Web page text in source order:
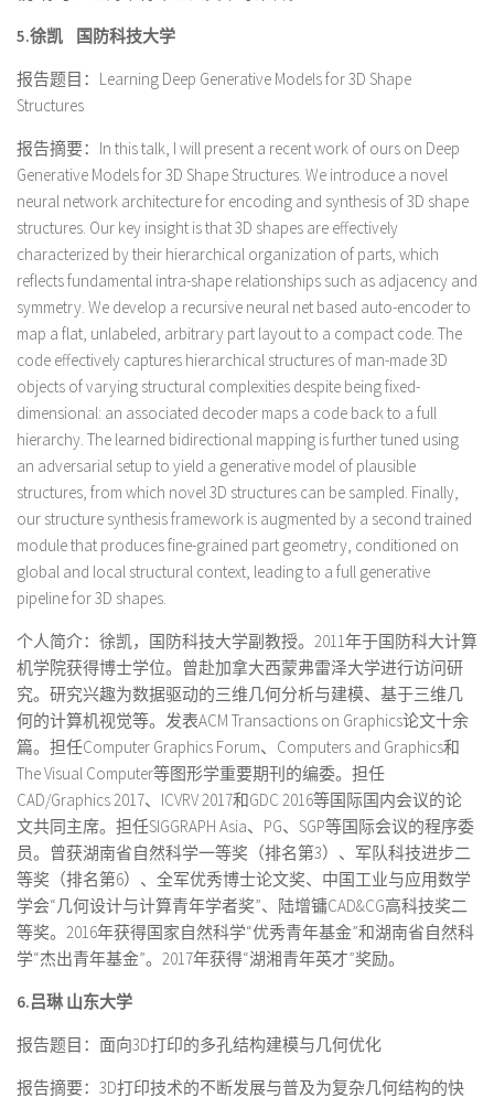
5.徐凯 国防科技大学
报告题目：Learning Deep Generative Models for 3D Shape
Structures
报告摘要：In this talk, I will present a recent work of ours on Deep
Generative Models for 3D Shape Structures. We introduce a novel
neural network architecture for encoding and synthesis of 3D shape
structures. Our key insight is that 3D shapes are effectively
characterized by their hierarchical organization of parts, which
reflects fundamental intra-shape relationships such as adjacency and
symmetry. We develop a recursive neural net based auto-encoder to
map a flat, unlabeled, arbitrary part layout to a compact code. The
code effectively captures hierarchical structures of man-made 3D
objects of varying structural complexities despite being fixed-
dimensional: an associated decoder maps a code back to a full
hierarchy. The learned bidirectional mapping is further tuned using
an adversarial setup to yield a generative model of plausible
structures, from which novel 3D structures can be sampled. Finally,
our structure synthesis framework is augmented by a second trained
module that produces fine-grained part geometry, conditioned on
global and local structural context, leading to a full generative
pipeline for 3D shapes.
个人简介：徐凯，国防科技大学副教授。2011年于国防科大计算
机学院获得博士学位。曾赴加拿大西蒙弗雷泽大学进行访问研
究。研究兴趣为数据驱动的三维几何分析与建模、基于三维几
何的计算机视觉等。发表ACM Transactions on Graphics论文十余
篇。担任Computer Graphics Forum、Computers and Graphics和
The Visual Computer等图形学重要期刊的编委。担任
CAD/Graphics 2017、ICVRV 2017和GDC 2016等国际国内会议的论
文共同主席。担任SIGGRAPH Asia、PG、SGP等国际会议的程序委
员。曾获湖南省自然科学一等奖（排名第3）、军队科技进步二
等奖（排名第6）、全军优秀博士论文奖、中国工业与应用数学
学会“几何设计与计算青年学者奖”、陆增镛CAD&CG高科技奖二
等奖。2016年获得国家自然科学“优秀青年基金”和湖南省自然科
学“杰出青年基金”。2017年获得“湖湘青年英才”奖励。
6.吕琳 山东大学
报告题目：面向3D打印的多孔结构建模与几何优化
报告摘要：3D打印技术的不断发展与普及为复杂几何结构的快